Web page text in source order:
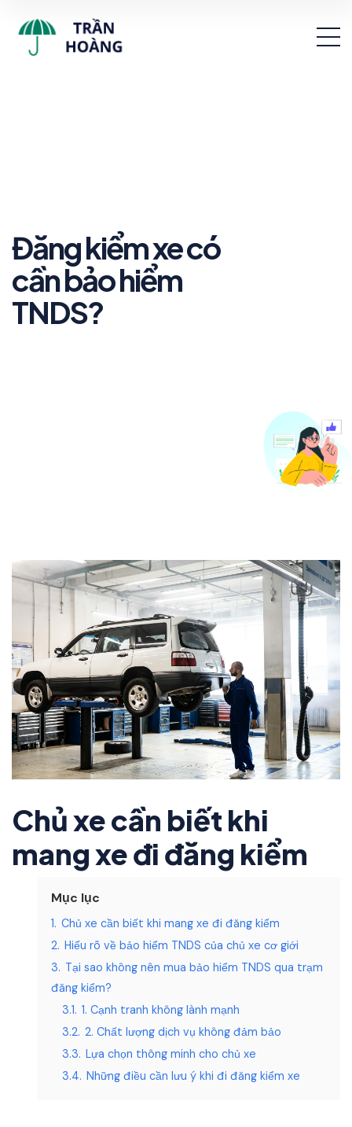
Đăng kiểm xe có
cần bảo hiểm
TNDS?
Chủ xe cần biết khi
mang xe đi đăng kiểm
Mục lục
1. Chủ xe cần biết khi mang xe đi đăng kiểm
2. Hiểu rõ về bảo hiểm TNDS của chủ xe cơ giới
3. Tại sao không nên mua bảo hiểm TNDS qua trạm
đăng kiểm?
3.1. 1. Cạnh tranh không lành mạnh
3.2. 2. Chất lượng dịch vụ không đảm bảo
3.3. Lựa chọn thông minh cho chủ xe
3.4. Những điều cần lưu ý khi đi đăng kiểm xe